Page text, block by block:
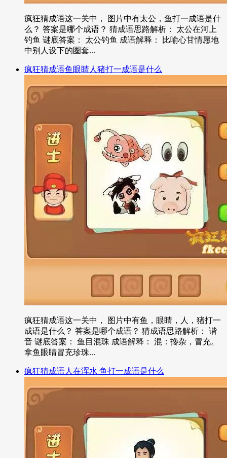
疯狂猜成语这一关中， 图片中有太公，鱼打一成语是什
么？ 答案是哪个成语？ 猜成语思路解析： 太公在河上
钓鱼 谜底答案： 太公钓鱼 成语解释： 比喻心甘情愿地
中别人设下的圈套...
疯狂猜成语鱼眼睛人猪打一成语是什么
疯狂猜成语这一关中， 图片中有鱼，眼睛，人，猪打一
成语是什么？ 答案是哪个成语？ 猜成语思路解析： 谐
音 谜底答案： 鱼目混珠 成语解释： 混：搀杂，冒充。
拿鱼眼睛冒充珍珠...
疯狂猜成语人在浑水 鱼打一成语是什么